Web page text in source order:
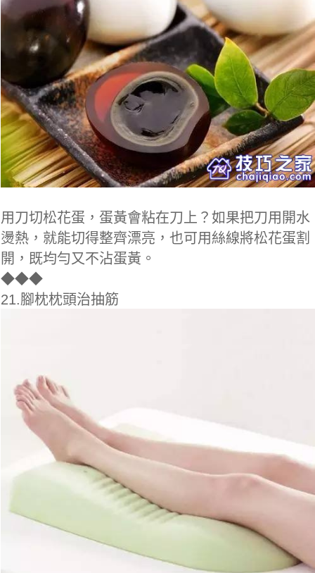
用刀切松花蛋，蛋黃會粘在刀上？如果把刀用開水
燙熱，就能切得整齊漂亮，也可用絲線將松花蛋割
開，既均勻又不沾蛋黃。
◆◆◆
21.腳枕枕頭治抽筋